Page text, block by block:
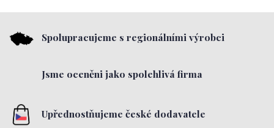
Spolupracujeme s regionálními výrobci
Jsme oceněni jako spolehlivá firma
Upřednostňujeme české dodavatele